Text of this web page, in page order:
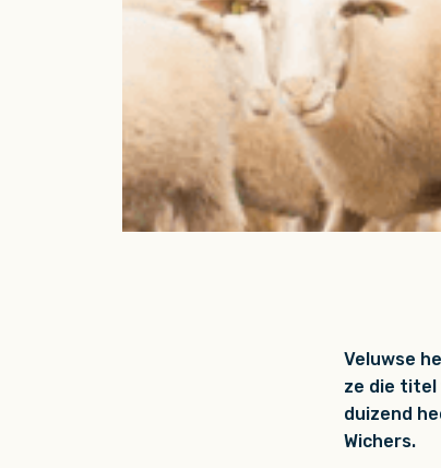
Veluwse
ze die titel
duizend
Wichers.